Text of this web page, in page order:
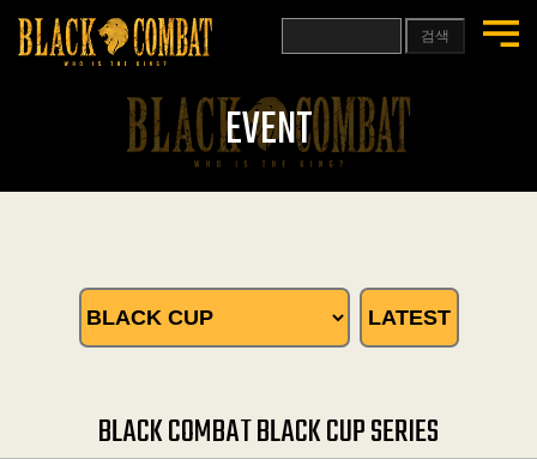
검색
EVENT
LATEST
BLACK COMBAT BLACK CUP SERIES